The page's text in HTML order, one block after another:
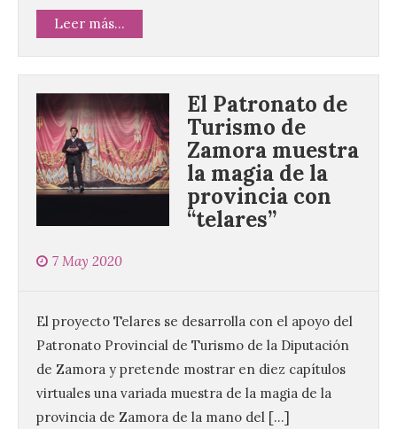
Leer más...
El Patronato de
Turismo de
Zamora muestra
la magia de la
provincia con
“telares”
7 May 2020
El proyecto Telares se desarrolla con el apoyo del
Patronato Provincial de Turismo de la Diputación
de Zamora y pretende mostrar en diez capítulos
virtuales una variada muestra de la magia de la
provincia de Zamora de la mano del […]